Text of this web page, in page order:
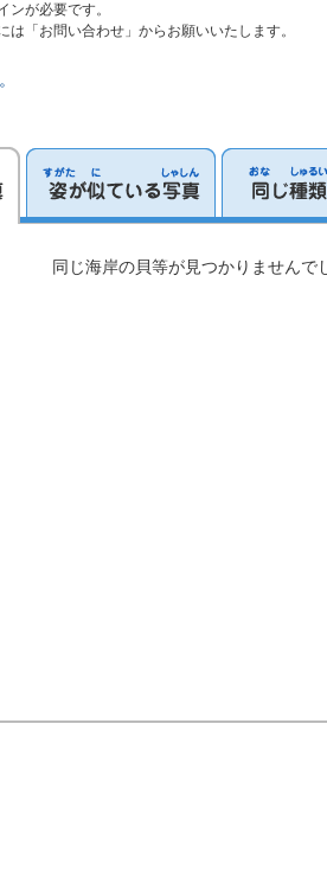
が必要です。
「お問い合わせ」からお願いいたします。
同じ海岸の貝等が見つかりませんで